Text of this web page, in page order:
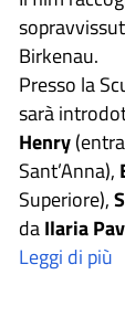
Birkenau.
Presso la
sarà
Henry
Sant’Anna),
Superiore),
daIlaria
Leggi di più